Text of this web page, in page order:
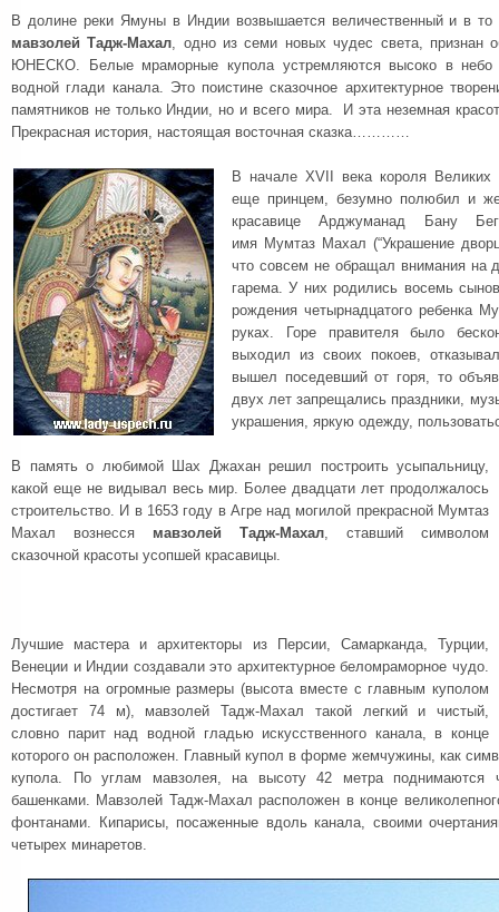
В долине реки Ямуны в Индии возвышается величественный и в
мавзолей Тадж-Махал, одно из семи новых чудес света, признан
ЮНЕСКО. Белые мраморные купола устремляются высоко в небо
водной глади канала. Это поистине сказочное архитектурное
памятников не только Индии, но и всего мира. И эта неземная
Прекрасная история, настоящая восточная сказка…………
В начале XVII века короля
еще принцем, безумно полюбил и
красавице Арджуманад Бану
имя Мумтаз Махал (“Украшение
что совсем не обращал внимания на
гарема. У них родились восемь
рождения четырнадцатого ребенка
руках. Горе правителя было
выходил из своих покоев,
вышел поседевший от горя, то
двух лет запрещались праздники,
украшения, яркую одежду,
В память о любимой Шах Джахан решил построить усыпальницу,
какой еще не видывал весь мир. Более двадцати лет продолжалось
строительство. И в 1653 году в Агре над могилой прекрасной Мумтаз
Махал вознесся мавзолей Тадж-Махал, ставший символом
сказочной красоты усопшей красавицы.
Лучшие мастера и архитекторы из Персии, Самарканда, Турции,
Венеции и Индии создавали это архитектурное беломраморное чудо.
Несмотря на огромные размеры (высота вместе с главным куполом
достигает 74 м), мавзолей Тадж-Махал такой легкий и чистый,
словно парит над водной гладью искусственного канала, в конце
которого он расположен. Главный купол в форме жемчужины, как
купола. По углам мавзолея, на высоту 42 метра поднимаются
башенками. Мавзолей Тадж-Махал расположен в конце
фонтанами. Кипарисы, посаженные вдоль канала, своими
четырех минаретов.